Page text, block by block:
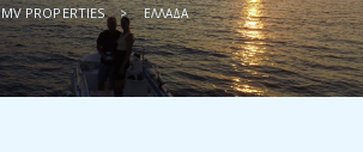
MV PROPERTIES > ΕΛΛΆΔΑ